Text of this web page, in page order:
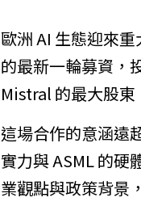
歐洲 AI 生態迎來
的最新一輪募資，
Mistral 的最大股東
這場合作的意涵遠
實力與 ASML 的硬
業觀點與政策背景